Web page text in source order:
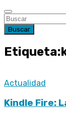
Buscar
Actualidad
Kindle Fire: